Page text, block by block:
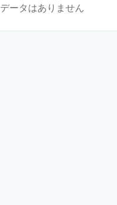
データはありません